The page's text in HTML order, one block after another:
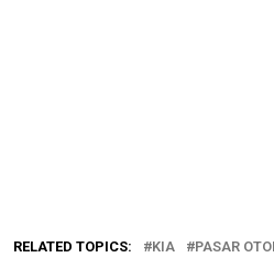
RELATED TOPICS: KIA PASAR